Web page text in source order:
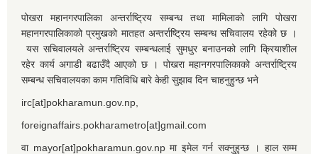
पोखरा महानगरपालिका अन्तर्राष्ट्रिय सम्बन्ध तथा मामिलाको लागि पोखरा
महानगरपालिकाको प्रमुखको मातहत अन्तर्राष्ट्रिय सम्बन्ध सचिवालय रहेको छ ।
यस सचिवालयले अन्तर्राष्ट्रिय सम्बन्धलाई सुमधुर बनाउनको लागि क्रियाशील
रहेर कार्य अगाडी बढाउँदै आएको छ । पोखरा महानगरपालिकाको अन्तर्राष्ट्रिय
सम्बन्ध सचिवालयका काम गतिविधि बारे केही सुझाव दिन चाहनुहुन्छ भने
irc[at]pokharamun.gov.np,
foreignaffairs.pokharametro[at]gmail.com
वा mayor[at]pokharamun.gov.np मा इमेल गर्न सक्नुहुन्छ । हाल सम्म